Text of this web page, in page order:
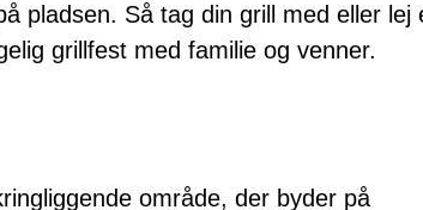
pladsen. Så tag din grill med eller lej
grillfest med familie og venner.
område, der byder på